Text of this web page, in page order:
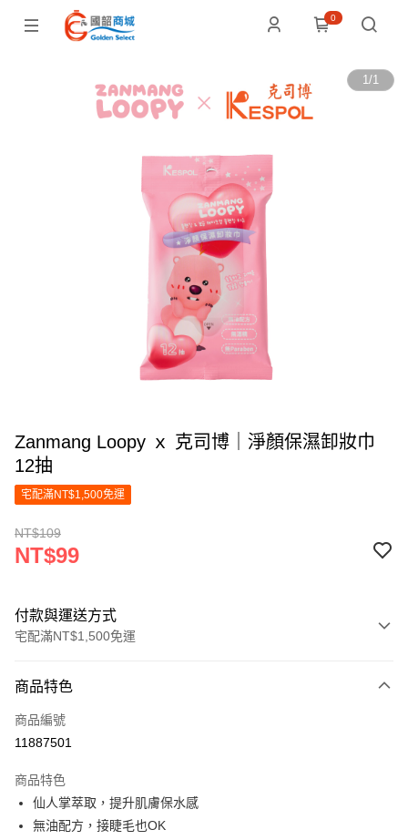
0
1/1
Zanmang Loopy ｘ 克司博｜淨顏保濕卸妝巾
12抽
宅配滿NT$1,500免運
NT$109
NT$99
付款與運送方式
宅配滿NT$1,500免運
信用卡一次付款
LINE Pay
街口支付
悠遊付
商品特色
商品編號
11887501
商品特色
仙人掌萃取，提升肌膚保水感
無油配方，接睫毛也OK